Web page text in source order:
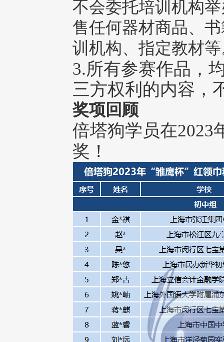
不会委托培训机构
售任何器材商品、
训机构、指定教材
3.所有参赛作品，
三方权利的内容，
奖项回顾
倍塔狗学员在2023
奖！